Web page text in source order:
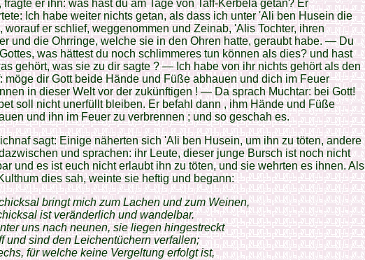
fragte er ihn: was hast du am Tage von Taff-Kerbela getan? Er
Ich habe weiter nichts getan, als dass ich unter 'Ali ben Husein die
worauf er schlief, weggenommen und Zeinab, 'Alis Tochter, ihren
und die Ohrringe, welche sie in den Ohren hatte, geraubt habe. — Du
was hättest du noch schlimmeres tun können als dies? und hast
gehört, was sie zu dir sagte ? — Ich habe von ihr nichts gehört als den
möge dir Gott beide Hände und Füße abhauen und dich im Feuer
in dieser Welt vor der zukünftigen ! — Da sprach Muchtar: bei Gott!
soll nicht unerfüllt bleiben. Er befahl dann , ihm Hände und Füße
und ihn im Feuer zu verbrennen ; und so geschah es.
sagt: Einige näherten sich 'Ali ben Husein, um ihn zu töten, andere
und sprachen: ihr Leute, dieser junge Bursch ist noch nicht
und es ist euch nicht erlaubt ihn zu töten, und sie wehrten es ihnen. Als
dies sah, weinte sie heftig und begann:
bringt mich zum Lachen und zum Weinen,
ist veränderlich und wandelbar.
uns nach neunen, sie liegen hingestreckt
und sind den Leichentüchern verfallen;
für welche keine Vergeltung erfolgt ist,